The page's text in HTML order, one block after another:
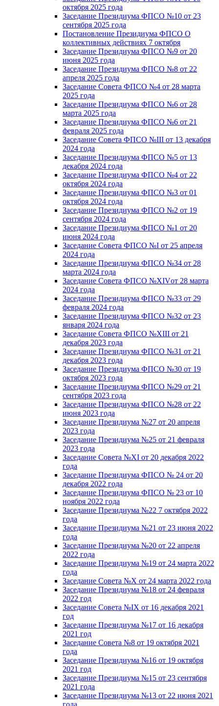
октября 2025 года
Заседание Президиума ФПСО №10 от 23
сентября 2025 года
Постановление Президиума ФПСО О
коллективных действиях 7 октября
Заседание Президиума ФПСО №9 от 20
июня 2025 года
Заседание Президиума ФПСО №8 от 22
апреля 2025 года
Заседание Совета ФПСО №4 от 28 марта
2025 года
Заседание Президиума ФПСО №6 от 28
марта 2025 года
Заседание Президиума ФПСО №6 от 21
февраля 2025 года
Заседание Совета ФПСО №III от 13 декабря
2024 года
Заседание Президиума ФПСО №5 от 13
декабря 2024 года
Заседание Президиума ФПСО №4 от 22
октября 2024 года
Заседание Президиума ФПСО №3 от 01
октября 2024 года
Заседание Президиума ФПСО №2 от 19
сентября 2024 года
Заседание Президиума ФПСО №1 от 20
июня 2024 года
Заседание Совета ФПСО №I от 25 апреля
2024 года
Заседание Президиума ФПСО №34 от 28
марта 2024 года
Заседание Совета ФПСО №XIVот 28 марта
2024 года
Заседание Президиума ФПСО №33 от 29
февраля 2024 года
Заседание Президиума ФПСО №32 от 23
января 2024 года
Заседание Совета ФПСО №XIII от 21
декабря 2023 года
Заседание Президиума ФПСО №31 от 21
декабря 2023 года
Заседание Президиума ФПСО №30 от 19
октября 2023 года
Заседание Президиума ФПСО №29 от 21
сентября 2023 года
Заседание Президиума ФПСО №28 от 22
июня 2023 года
Заседание Президиума №27 от 20 апреля
2023 года
Заседание Президиума №25 от 21 февраля
2023 года
Заседание Совета №XI от 20 декабря 2022
года
Заседание Президиума ФПСО № 24 от 20
декабря 2022 года
Заседание Президиума ФПСО № 23 от 10
ноября 2022 года
Заседание Президиума №22 7 октября 2022
года
Заседание Президиума №21 от 23 июня 2022
года
Заседание Президиума №20 от 22 апреля
2022 года
Заседание Президиума №19 от 24 марта 2022
года
Заседание Совета №X от 24 марта 2022 года
Заседание Президиума №18 от 24 февраля
2022 год
Заседание Совета №IX от 16 декабря 2021
год
Заседание Президиума №17 от 16 декабря
2021 год
Заседание Совета №8 от 19 октября 2021
года
Заседание Президиума №16 от 19 октября
2021 год
Заседание Президиума №15 от 23 сентября
2021 года
Заседание Президиума №13 от 22 июня 2021
года